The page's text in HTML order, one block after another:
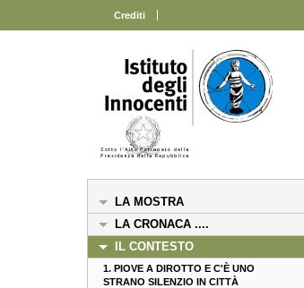
Crediti
LA MOSTRA
LA CRONACA ....
IL CONTESTO
1. PIOVE A DIROTTO E C'È UNO
STRANO SILENZIO IN CITTÀ